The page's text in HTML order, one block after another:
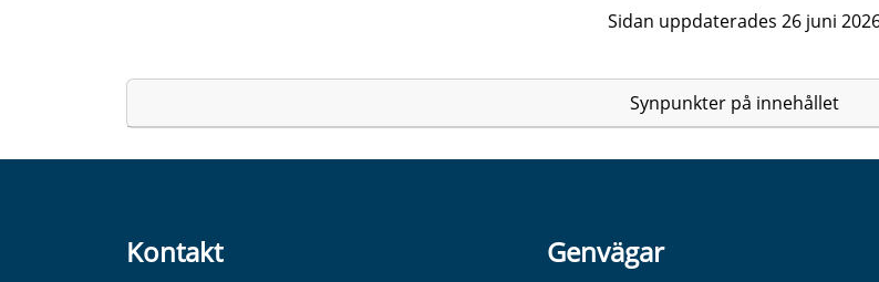
Sidan uppdaterades 26 juni
Synpunkter på innehållet
Kontakt Genvägar